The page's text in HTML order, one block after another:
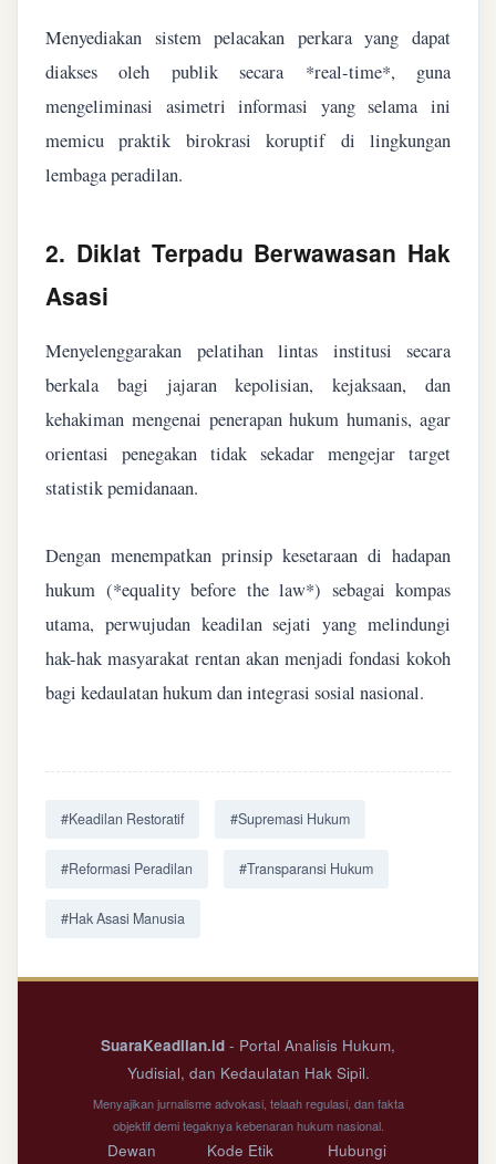
Menyediakan sistem pelacakan perkara yang dapat
diakses oleh publik secara *real-time*, guna
mengeliminasi asimetri informasi yang selama ini
memicu praktik birokrasi koruptif di lingkungan
lembaga peradilan.
2. Diklat Terpadu Berwawasan Hak
Asasi
Menyelenggarakan pelatihan lintas institusi secara
berkala bagi jajaran kepolisian, kejaksaan, dan
kehakiman mengenai penerapan hukum humanis, agar
orientasi penegakan tidak sekadar mengejar target
statistik pemidanaan.
Dengan menempatkan prinsip kesetaraan di hadapan
hukum (*equality before the law*) sebagai kompas
utama, perwujudan keadilan sejati yang melindungi
hak-hak masyarakat rentan akan menjadi fondasi kokoh
bagi kedaulatan hukum dan integrasi sosial nasional.
#Keadilan Restoratif #Supremasi Hukum
#Reformasi Peradilan #Transparansi Hukum
#Hak Asasi Manusia
SuaraKeadilan.id - Portal Analisis Hukum,
Yudisial, dan Kedaulatan Hak Sipil.
Menyajikan jurnalisme advokasi, telaah regulasi, dan fakta
objektif demi tegaknya kebenaran hukum nasional.
Dewan Kode Etik Hubungi